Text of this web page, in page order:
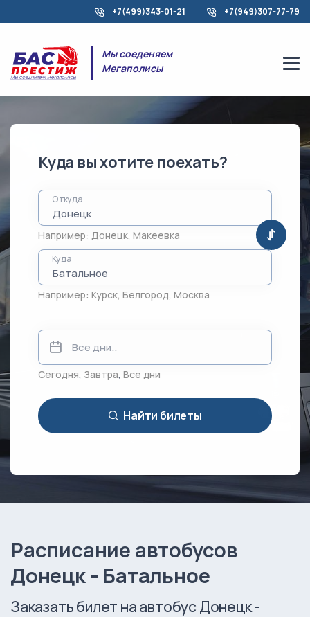
+7(499)343-01-21 +7(949)307-77-79
Мы соеденяем
Мегаполисы
Куда вы хотите поехать?
Откуда
Например: Донецк, Макеевка
Куда
Например: Курск, Белгород, Москва
Сегодня, Завтра, Все дни
Найти билеты
Расписание автобусов
Донецк - Батальное
Заказать билет на автобус Донецк -